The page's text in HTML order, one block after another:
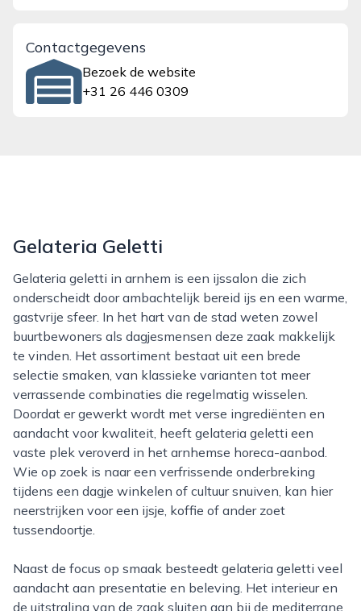
Contactgegevens
Bezoek de website
+31 26 446 0309
Gelateria Geletti
Gelateria geletti in arnhem is een ijssalon die zich
onderscheidt door ambachtelijk bereid ijs en een warme,
gastvrije sfeer. In het hart van de stad weten zowel
buurtbewoners als dagjesmensen deze zaak makkelijk
te vinden. Het assortiment bestaat uit een brede
selectie smaken, van klassieke varianten tot meer
verrassende combinaties die regelmatig wisselen.
Doordat er gewerkt wordt met verse ingrediënten en
aandacht voor kwaliteit, heeft gelateria geletti een
vaste plek veroverd in het arnhemse horeca-aanbod.
Wie op zoek is naar een verfrissende onderbreking
tijdens een dagje winkelen of cultuur snuiven, kan hier
neerstrijken voor een ijsje, koffie of ander zoet
tussendoortje.
Naast de focus op smaak besteedt gelateria geletti veel
aandacht aan presentatie en beleving. Het interieur en
de uitstraling van de zaak sluiten aan bij de mediterrane